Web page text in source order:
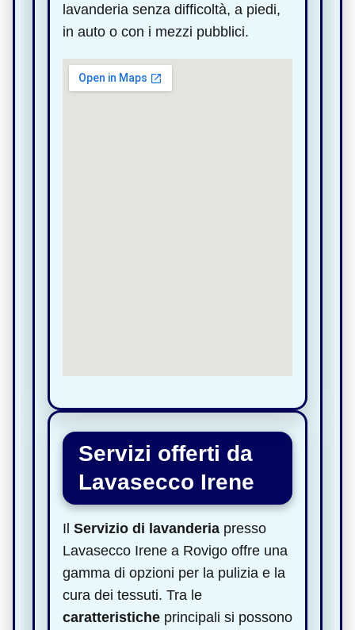
lavanderia senza difficoltà, a piedi,
in auto o con i mezzi pubblici.
Servizi offerti da
Lavasecco Irene
Il Servizio di lavanderia presso
Lavasecco Irene a Rovigo offre una
gamma di opzioni per la pulizia e la
cura dei tessuti. Tra le
caratteristiche principali si possono